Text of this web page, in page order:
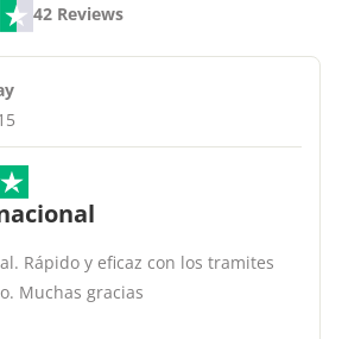
42 Reviews
Rápido y eficaz con los tramites
Muchas gracias